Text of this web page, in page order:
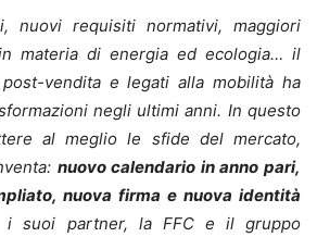
nuovi requisiti normativi, maggiori
materia di energia ed ecologia… il
vendita e legati alla mobilità ha
negli ultimi anni. In questo
al meglio le sfide del mercato,
nuovo calendario in anno pari,
nuova firma e nuova identità
suoi partner, la FFC e il gruppo